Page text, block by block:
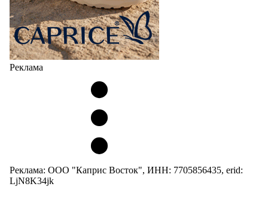
Реклама
Реклама: ООО "Каприс Восток", ИНН: 7705856435, erid:
LjN8K34jk